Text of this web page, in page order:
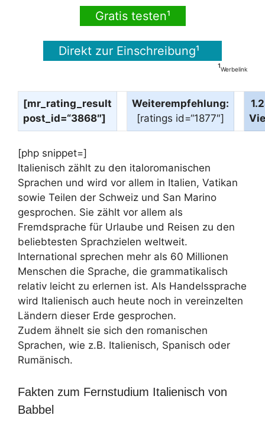
Gratis testen¹
Direkt zur Einschreibung¹
¹Werbelink
[mr_rating_result
post_id=“3868″]
Weiterempfehlung:
[ratings id=“1877″]
[php snippet=]
Italienisch zählt zu den italoromanischen
Sprachen und wird vor allem in Italien, Vatikan
sowie Teilen der Schweiz und San Marino
gesprochen. Sie zählt vor allem als
Fremdsprache für Urlaube und Reisen zu den
beliebtesten Sprachzielen weltweit.
International sprechen mehr als 60 Millionen
Menschen die Sprache, die grammatikalisch
relativ leicht zu erlernen ist. Als Handelssprache
wird Italienisch auch heute noch in vereinzelten
Ländern dieser Erde gesprochen.
Zudem ähnelt sie sich den romanischen
Sprachen, wie z.B. Italienisch, Spanisch oder
Rumänisch.
Fakten zum Fernstudium Italienisch von
Babbel